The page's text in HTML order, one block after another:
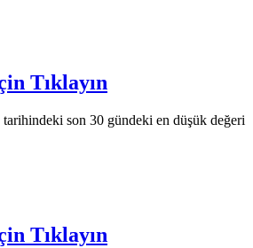
Tıklayın
son 30 gündeki en düşük değeri
Tıklayın